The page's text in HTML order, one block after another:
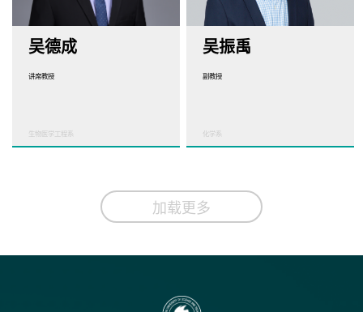
吴德成
讲席教授
生物医学工程系
吴振禹
副教授
化学系
加载更多